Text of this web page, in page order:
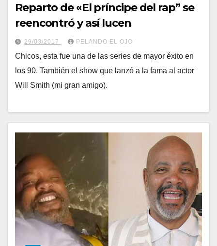
Reparto de «El príncipe del rap” se
reencontró y así lucen
29/03/2017 PELANDO EL OJO
Chicos, esta fue una de las series de mayor éxito en
los 90. También el show que lanzó a la fama al actor
Will Smith (mi gran amigo).